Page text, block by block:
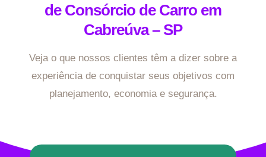
de Consórcio de Carro em
Cabreúva – SP
Veja o que nossos clientes têm a dizer sobre a
experiência de conquistar seus objetivos com
planejamento, economia e segurança.